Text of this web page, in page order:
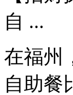
自 ...
在福州
自助餐